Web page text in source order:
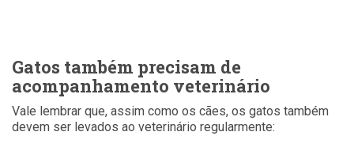
Gatos também precisam de
acompanhamento veterinário
Vale lembrar que, assim como os cães, os gatos também
devem ser levados ao veterinário regularmente: